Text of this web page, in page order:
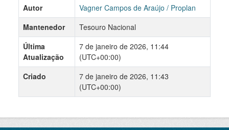
Autor
Vagner Campos de Araújo / Proplan
Mantenedor
Tesouro Nacional
Última
Atualização
7 de janeiro de 2026, 11:44
(UTC+00:00)
Criado
7 de janeiro de 2026, 11:43
(UTC+00:00)